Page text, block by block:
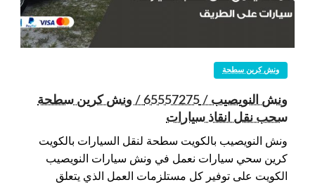
ونش كرين سطحة
ونش النويصيب / 65557275 / ونش كرين سطحة
سحب نقل انقاذ سيارات
ونش النويصيب بالكويت سطحة لنقل السيارات بالكويت
كرين سحي سيارات نعمل في ونش سيارات النويصيب
الكويت على توفير كل مستلزمات العمل الذي يتعلق